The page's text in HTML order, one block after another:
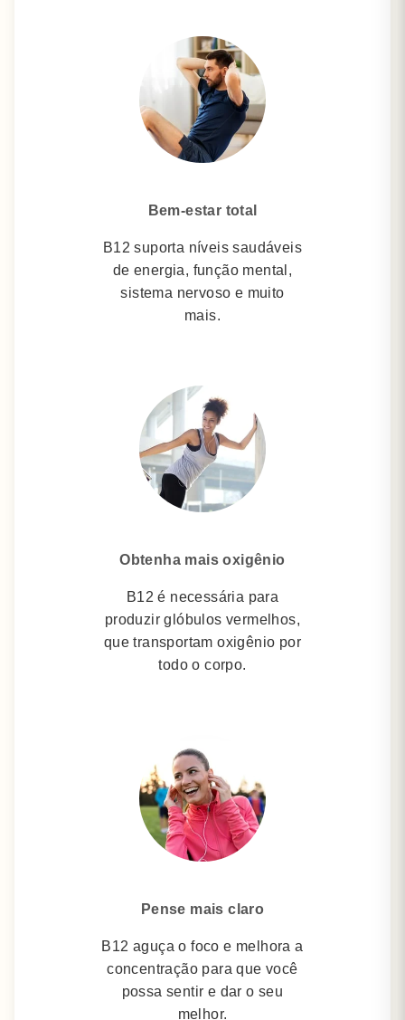
Bem-estar total
B12 suporta níveis saudáveis
​​de energia, função mental,
sistema nervoso e muito
mais.
Obtenha mais oxigênio
B12 é necessária para
produzir glóbulos vermelhos,
que transportam oxigênio por
todo o corpo.
Pense mais claro
B12 aguça o foco e melhora a
concentração para que você
possa sentir e dar o seu
melhor.